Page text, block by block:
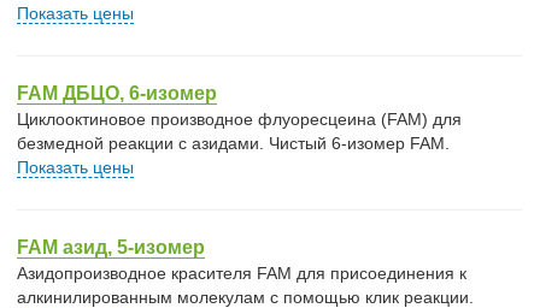
Показать цены
FAM ДБЦО, 6-изомер
Циклооктиновое производное флуоресцеина (FAM) для
безмедной реакции с азидами. Чистый 6-изомер FAM.
Показать цены
FAM азид, 5-изомер
Азидопроизводное красителя FAM для присоединения к
алкинилированным молекулам с помощью клик реакции.